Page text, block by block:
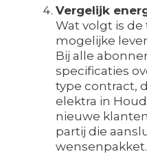
Vergelijk
Wat volgt is
mogelijke
Bij alle
specificaties
type contract,
elektra in
nieuwe
partij die
wensenpakket.